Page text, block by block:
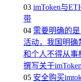
03 imToken与
带
04 需要明确的
活动，我国明确
和个人不得从事
撰写关于
05 安全购买